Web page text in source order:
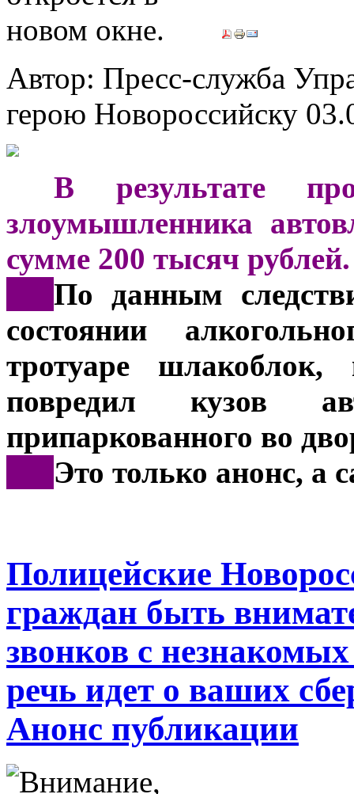
Автор: Пресс-служба
герою Новороссийску
В результате
злоумышленника
сумме 200 тысяч
По данным
состоянии
тротуаре
повредил кузов
припаркованного во
Это только анонс, а
Полицейские
граждан быть
звонков с
речь идет о ваших
Анонс публикации